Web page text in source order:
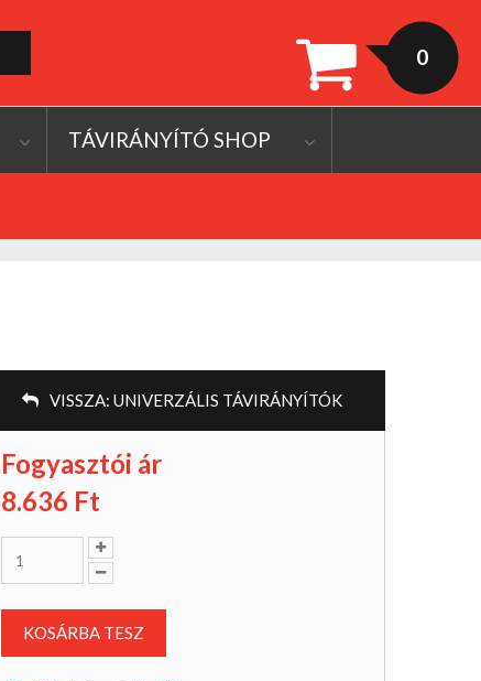
0
TÁVIRÁNYÍTÓ SHOP
VISSZA: UNIVERZÁLIS TÁVIRÁNYÍTÓK
Fogyasztói ár
8.636 Ft
KOSÁRBA TESZ